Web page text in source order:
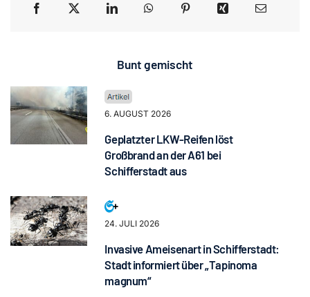
Bunt gemischt
6. AUGUST 2026
Geplatzter LKW-Reifen löst
Großbrand an der A61 bei
Schifferstadt aus
24. JULI 2026
Invasive Ameisenart in Schifferstadt:
Stadt informiert über „Tapinoma
magnum“